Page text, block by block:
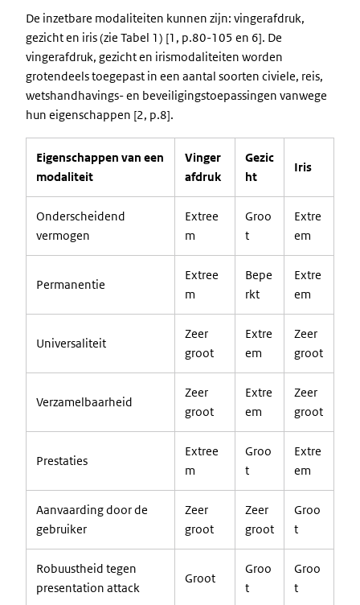
De inzetbare modaliteiten kunnen zijn: vingerafdruk,
gezicht en iris (zie Tabel 1) [1, p.80-105 en 6]. De
vingerafdruk, gezicht en irismodaliteiten worden
grotendeels toegepast in een aantal soorten civiele, reis,
wetshandhavings- en beveiligingstoepassingen vanwege
hun eigenschappen [2, p.8].
Eigenschappen van een
modaliteit
Vinger
afdruk
Gezic
ht
Iris
Onderscheidend
vermogen
Extree
m
Groo
t
Extre
em
Permanentie
Extree
m
Bepe
rkt
Extre
em
Universaliteit
Zeer
groot
Extre
em
Zeer
groot
Verzamelbaarheid
Zeer
groot
Extre
em
Zeer
groot
Prestaties
Extree
m
Groo
t
Extre
em
Aanvaarding door de
gebruiker
Zeer
groot
Zeer
groot
Groo
t
Robuustheid tegen
presentation attack
Groot
Groo
t
Groo
t